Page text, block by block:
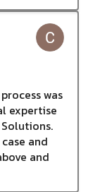
was
expertise
and
and